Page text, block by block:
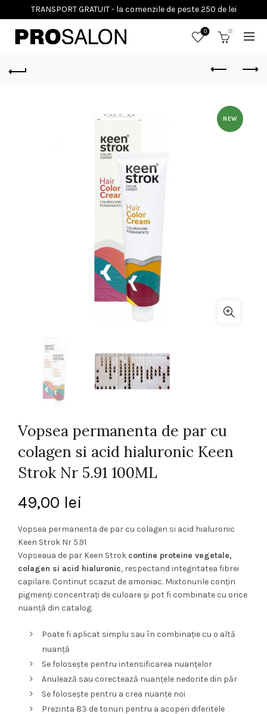
0 0
NEW
Vopsea permanenta de par cu
colagen si acid hialuronic Keen
Strok Nr 5.91 100ML
49,00 lei
Vopsea permanenta de par cu colagen si acid hialuronic
Keen Strok Nr 5.91
Vopseaua de par Keen Strok contine proteine vegetale,
colagen si acid hialuronic, respectand integritatea fibrei
capilare. Continut scazut de amoniac. Mixtonurile conțin
pigmenți concentrați de culoare și pot fi combinate cu orice
nuanță din catalog.
Poate fi aplicat simplu sau în combinație cu o altă
nuanță
Se folosește pentru intensificarea nuanțelor
Anulează sau corectează nuanțele nedorite din păr
Se folosește pentru a crea nuanțe noi
Prezinta 83 de tonuri pentru a acoperi diferitele